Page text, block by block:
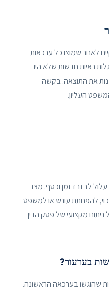
לאחר שמוצו כל ערכאות
ראיות חדשות שלא היו
את התוצאה. בקשה
העליון.
עלול לבזבז זמן וכסף. מצד
להפחתת עונש או למשפט
מקצועי של פסק הדין
בערעור?
שהוגשו בערכאה הראשונה.